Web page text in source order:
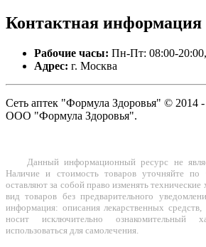
Контактная информация
Рабочие часы: Пн-Пт: 08:00-
Адрес: г. Москва
Сеть аптек "Формула Здоровья" © 2014
ООО "Формула Здоровья".
Данный информационный ресурс не
Наличие и стоимость товаров уточняйте по
оставляют за собой право изменять
вид товаров без предварительного
информация: описания лекарственных
носит исключительно
использоваться для самолечения.